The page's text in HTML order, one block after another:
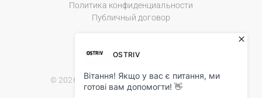
Политика конфиденциальности
Публичный договор
© 2026 Ostriv.ua Store. All Rights Reserved.